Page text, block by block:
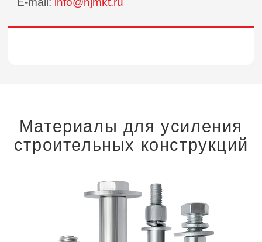
Материалы для усиления
строительных конструкций